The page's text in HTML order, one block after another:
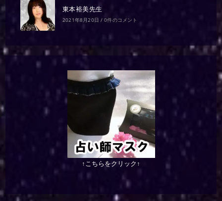
東本裕美先生
2021年8月20日 / 0件のコメント
↑こちらをクリック↑